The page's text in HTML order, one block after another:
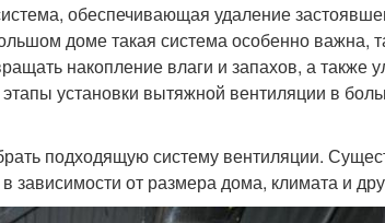
обеспечивающая удаление
доме такая система особенно важна,
накопление влаги и запахов, а также
установки вытяжной вентиляции в
подходящую систему вентиляции.
зависимости от размера дома, климата и